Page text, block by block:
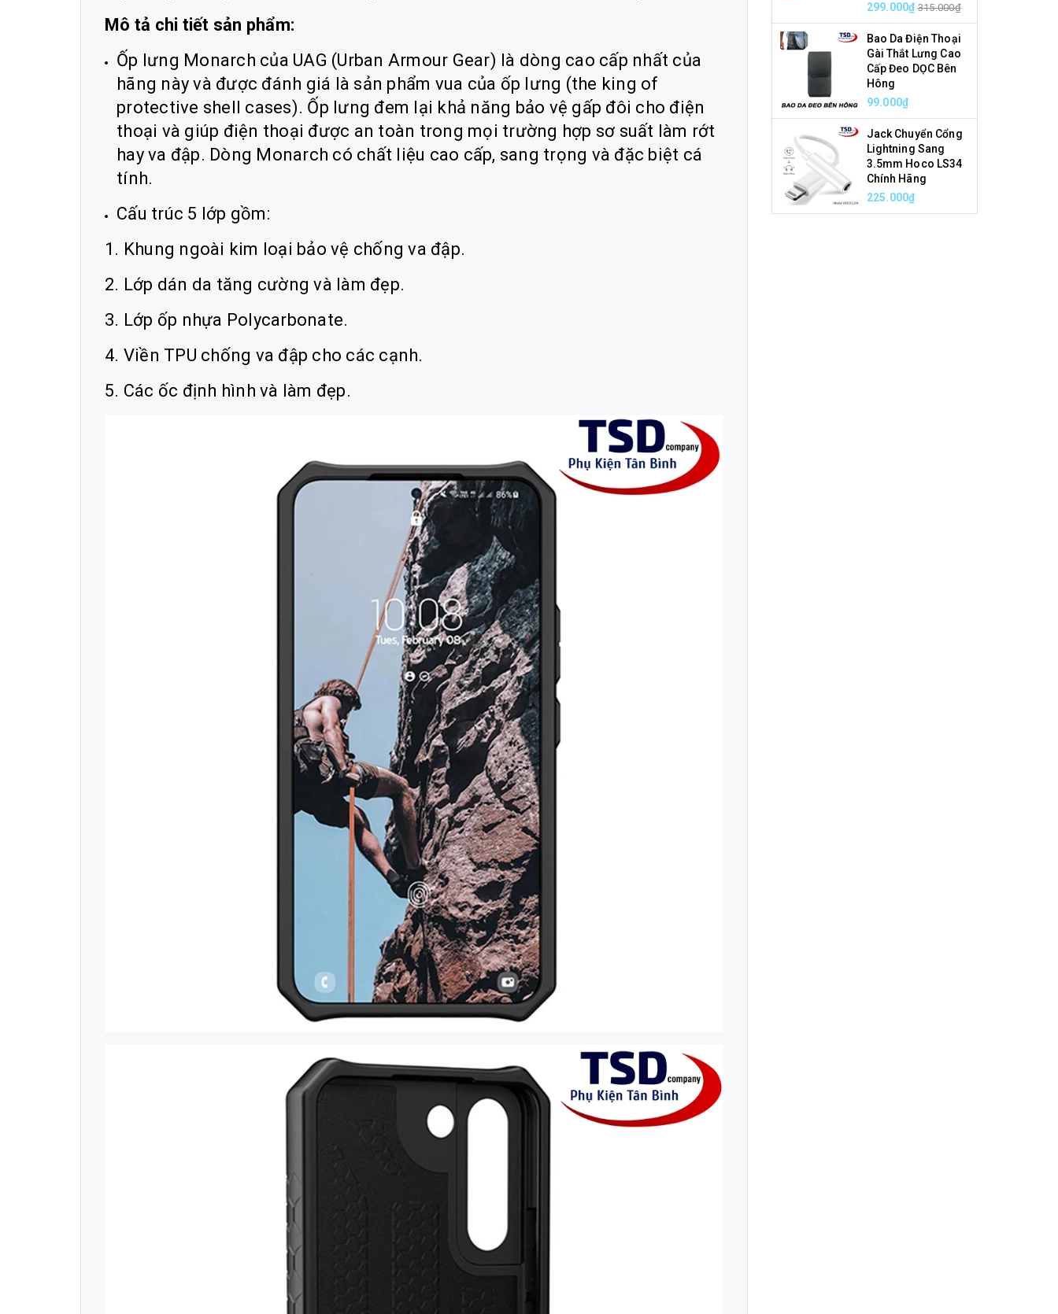
Mô tả chi tiết sản phẩm:
Ốp lưng Monarch của UAG (Urban Armour Gear) là dòng cao cấp nhất của
hãng này và được đánh giá là sản phẩm vua của ốp lưng (the king of
protective shell cases). Ốp lưng đem lại khả năng bảo vệ gấp đôi cho điện
thoại và giúp điện thoại được an toàn trong mọi trường hợp sơ suất làm rớt
hay va đập. Dòng Monarch có chất liệu cao cấp, sang trọng và đặc biệt cá
tính.
Cấu trúc 5 lớp gồm:
1. Khung ngoài kim loại bảo vệ chống va đập.
2. Lớp dán da tăng cường và làm đẹp.
3. Lớp ốp nhựa Polycarbonate.
4. Viền TPU chống va đập cho các cạnh.
5. Các ốc định hình và làm đẹp.
299.000₫ 315.000₫
Bao Da Điện Thoại
Gài Thắt Lưng Cao
Cấp Đeo DỌC Bên
Hông
99.000₫
Jack Chuyển Cổng
Lightning Sang
3.5mm Hoco LS34
Chính Hãng
225.000₫